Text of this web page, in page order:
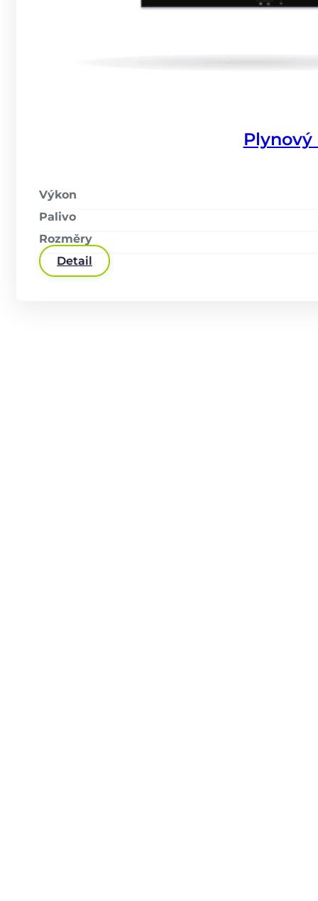
Plynový
Výkon
Palivo
Rozměry
Detail